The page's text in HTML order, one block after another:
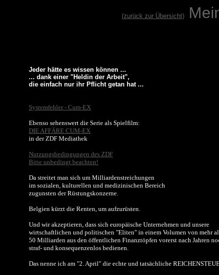
(zurück zur Übersicht)
Jeder hätte es wissen können ...
... dank einer "Heldin der Arbeit",
die einfach nur ihr Pflicht getan hat ...
Systemfehler - Cum-EX
Ebenso sehenswert die Serie als Spielfilm:
DIE AFFÄRE CUM-EX
in der ZDF Mediathek
Nutzungsbedingungen des ZDF
Bitte unbedingt beachten!
Da streitet man sich um Milliardenstreichungen
im sozialen, kulturellen und medizinischen Bereich
zugunsten der Rüstungskonzerne.
Belgien kürzt die Renten, um aufzurüsten.
Und wir akzeptieren, dass sich europäische Unternehmen und unsere
wirtschaftlichen und politischen "Eliten" in einem Volumen von mehr
50 Milliarden aus den öffentlichen Finanztöpfen vorerst nach Jahren
straf- und konsequenzenlos bedienen.
Das nenne ich am "2. April" die echte und tatsächliche